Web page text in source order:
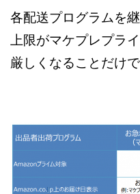
各配送プログラムを
上限がマケプレプラ
厳しくなることだけで